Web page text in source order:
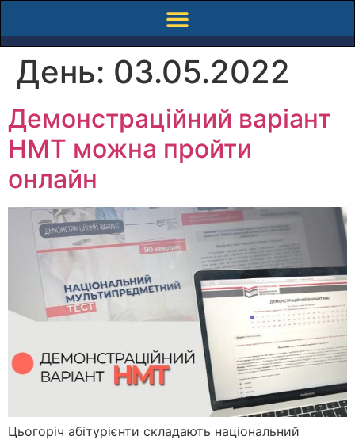
День: 03.05.2022
Демонстраційний варіант
НМТ можна пройти
онлайн
Цьогоріч абітурієнти складають національний